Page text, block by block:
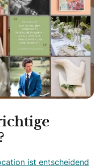
ist entscheidend